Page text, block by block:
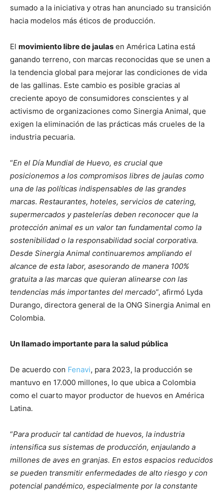
sumado a la iniciativa y otras han anunciado su transición
hacia modelos más éticos de producción.
El movimiento libre de jaulas en América Latina está
ganando terreno, con marcas reconocidas que se unen a
la tendencia global para mejorar las condiciones de vida
de las gallinas. Este cambio es posible gracias al
creciente apoyo de consumidores conscientes y al
activismo de organizaciones como Sinergia Animal, que
exigen la eliminación de las prácticas más crueles de la
industria pecuaria.
“En el Día Mundial de Huevo, es crucial que
posicionemos a los compromisos libres de jaulas como
una de las políticas indispensables de las grandes
marcas. Restaurantes, hoteles, servicios de catering,
supermercados y pastelerías deben reconocer que la
protección animal es un valor tan fundamental como la
sostenibilidad o la responsabilidad social corporativa.
Desde Sinergia Animal continuaremos ampliando el
alcance de esta labor, asesorando de manera 100%
gratuita a las marcas que quieran alinearse con las
tendencias más importantes del mercado“, afirmó Lyda
Durango, directora general de la ONG Sinergia Animal en
Colombia.
Un llamado importante para la salud pública
De acuerdo con Fenavi, para 2023, la producción se
mantuvo en 17.000 millones, lo que ubica a Colombia
como el cuarto mayor productor de huevos en América
Latina.
“Para producir tal cantidad de huevos, la industria
intensifica sus sistemas de producción, enjaulando a
millones de aves en granjas. En estos espacios reducidos
se pueden transmitir enfermedades de alto riesgo y con
potencial pandémico, especialmente por la constante